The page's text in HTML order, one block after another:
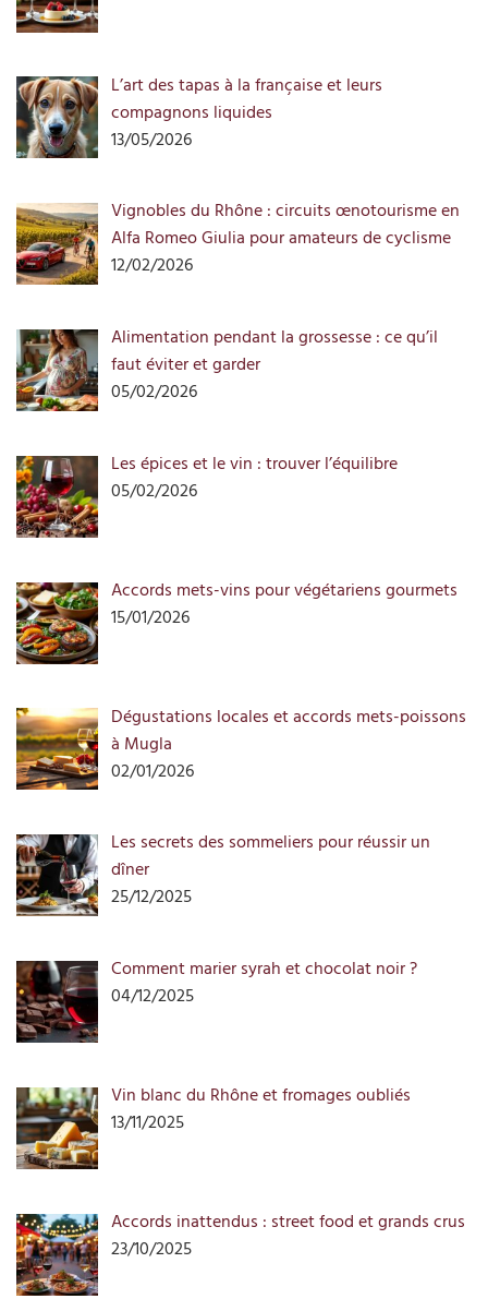
L’art des tapas à la française et leurs
compagnons liquides
13/05/2026
Vignobles du Rhône : circuits œnotourisme en
Alfa Romeo Giulia pour amateurs de cyclisme
12/02/2026
Alimentation pendant la grossesse : ce qu’il
faut éviter et garder
05/02/2026
Les épices et le vin : trouver l’équilibre
05/02/2026
Accords mets-vins pour végétariens gourmets
15/01/2026
Dégustations locales et accords mets-poissons
à Mugla
02/01/2026
Les secrets des sommeliers pour réussir un
dîner
25/12/2025
Comment marier syrah et chocolat noir ?
04/12/2025
Vin blanc du Rhône et fromages oubliés
13/11/2025
Accords inattendus : street food et grands crus
23/10/2025